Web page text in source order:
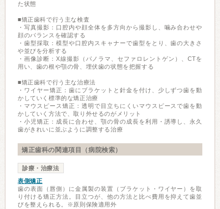
た状態
■矯正歯科で行う主な検査
・写真撮影：口腔内や顔全体を多方向から撮影し、噛み合わせや
顔のバランスを確認する
・歯型採取：模型や口腔内スキャナーで歯型をとり、歯の大きさ
や並びを分析する
・画像診断：X線撮影（パノラマ、セファロレントゲン）、CTを
用い、歯の根や顎の骨、埋伏歯の状態を把握する
■矯正歯科で行う主な治療法
・ワイヤー矯正：歯にブラケットと針金を付け、少しずつ歯を動
かしていく標準的な矯正治療
・マウスピース矯正：透明で目立ちにくいマウスピースで歯を動
かしていく方法で、取り外せるのがメリット
・小児矯正：成長に合わせ、顎の骨の成長を利用・誘導し、永久
歯がきれいに並ぶように調整する治療
矯正歯科の関連項目（病院検索）
診療・治療法
表側矯正
歯の表面（唇側）に金属製の装置（ブラケット・ワイヤー）を取
り付ける矯正方法。目立つが、他の方法と比べ費用を抑えて歯並
びを整えられる。※原則保険適用外